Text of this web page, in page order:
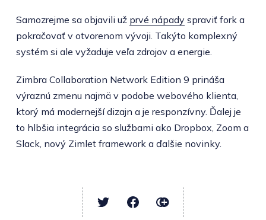
Samozrejme sa objavili už prvé nápady spraviť fork a
pokračovať v otvorenom vývoji. Takýto komplexný
systém si ale vyžaduje veľa zdrojov a energie.
Zimbra Collaboration Network Edition 9 prináša
výraznú zmenu najmä v podobe webového klienta,
ktorý má modernejší dizajn a je responzívny. Ďalej je
to hlbšia integrácia so službami ako Dropbox, Zoom a
Slack, nový Zimlet framework a ďalšie novinky.